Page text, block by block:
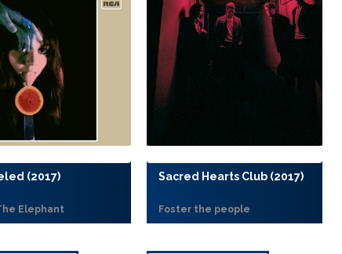
(2017)
Elephant
Sacred Hearts Club (2017)
Foster the people